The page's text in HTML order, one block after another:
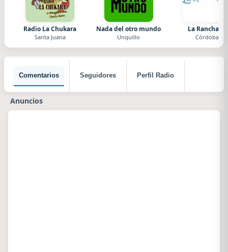
Radio La Chukara
Santa Juana
Nada del otro mundo
Unquillo
La Ranchada
Córdoba
Comentarios Seguidores Perfil Radio
Anuncios